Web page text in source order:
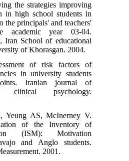
the strategies improving
in high school students in
the principals' and teachers'
academic year 03-04.
Iran School of educational
of Khorasgan. 2004.
of risk factors of
in university students
Iranian journal of
clinical psychology.
Yeung AS, McInerney V.
of the Inventory of
(ISM): Motivation
and Anglo students.
2001.